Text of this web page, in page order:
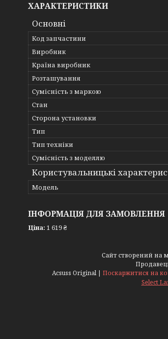
ХАРАКТЕРИСТИКИ
Основні
Код запчастини
Виробник
Країна виробник
Розташування
Сумісність з маркою
Стан
Сторона установки
Тип
Тип техніки
Сумісність з моделлю
Користувальницькі
Мoдель
ІНФОРМАЦІЯ ДЛЯ ЗАМОВЛЕННЯ
Ціна: 1 619 ₴
Сайт створений на
Acsuss Original | Поскаржитися на
Select